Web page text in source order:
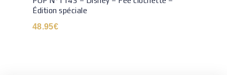
Édition spéciale
48.95€